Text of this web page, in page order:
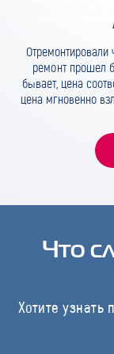
ремонт прошел
бывает, цена
цена мгновенно
Что
Хотите узнать